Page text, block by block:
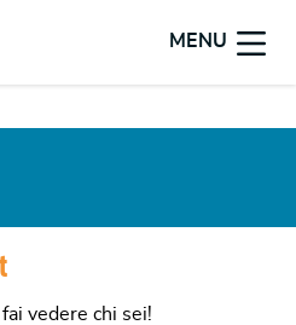
MENU
vedere chi sei!